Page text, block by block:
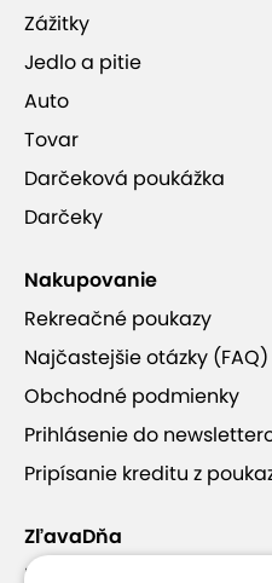
Zážitky
Jedlo a pitie
Auto
Tovar
Darčeková poukážka
Darčeky
Nakupovanie
Rekreačné poukazy
Najčastejšie otázky (FAQ)
Obchodné podmienky
Prihlásenie do
Pripísanie kreditu z
ZľavaDňa
Náš príbeh